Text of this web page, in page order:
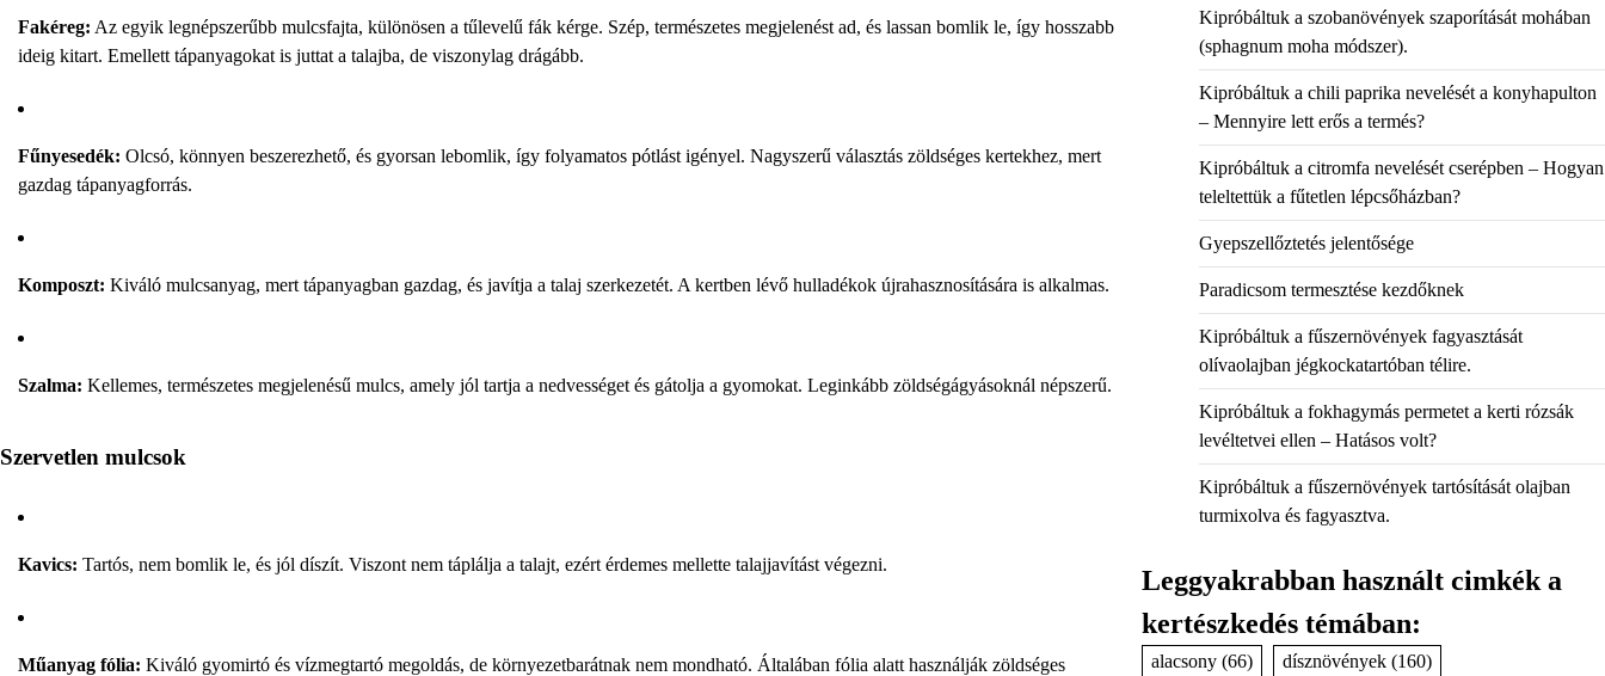
Fakéreg: Az egyik legnépszerűbb mulcsfajta, különösen a tűlevelű fák kérge. Szép, természetes megjelenést ad, és lassan bomlik le, így hosszabb
ideig kitart. Emellett tápanyagokat is juttat a talajba, de viszonylag drágább.
Fűnyesedék: Olcsó, könnyen beszerezhető, és gyorsan lebomlik, így folyamatos pótlást igényel. Nagyszerű választás zöldséges kertekhez, mert
gazdag tápanyagforrás.
Komposzt: Kiváló mulcsanyag, mert tápanyagban gazdag, és javítja a talaj szerkezetét. A kertben lévő hulladékok újrahasznosítására is alkalmas.
Szalma: Kellemes, természetes megjelenésű mulcs, amely jól tartja a nedvességet és gátolja a gyomokat. Leginkább zöldségágyásoknál népszerű.
Szervetlen mulcsok
Kavics: Tartós, nem bomlik le, és jól díszít. Viszont nem táplálja a talajt, ezért érdemes mellette talajjavítást végezni.
Műanyag fólia: Kiváló gyomirtó és vízmegtartó megoldás, de környezetbarátnak nem mondható. Általában fólia alatt használják zöldséges
Kipróbáltuk a szobanövények szaporítását mohában
(sphagnum moha módszer).
Kipróbáltuk a chili paprika nevelését a konyhapulton
– Mennyire lett erős a termés?
Kipróbáltuk a citromfa nevelését cserépben – Hogyan
teleltettük a fűtetlen lépcsőházban?
Gyepszellőztetés jelentősége
Paradicsom termesztése kezdőknek
Kipróbáltuk a fűszernövények fagyasztását
olívaolajban jégkockatartóban télire.
Kipróbáltuk a fokhagymás permetet a kerti rózsák
levéltetvei ellen – Hatásos volt?
Kipróbáltuk a fűszernövények tartósítását olajban
turmixolva és fagyasztva.
Leggyakrabban használt cimkék a
kertészkedés témában:
alacsony(66) dísznövények(160)